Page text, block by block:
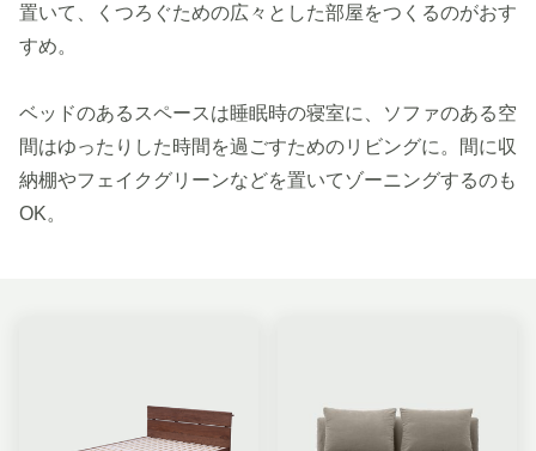
置いて、くつろぐための広々とした部屋をつくるのがおす
すめ。
ベッドのあるスペースは睡眠時の寝室に、ソファのある空
間はゆったりした時間を過ごすためのリビングに。間に収
納棚やフェイクグリーンなどを置いてゾーニングするのも
OK。